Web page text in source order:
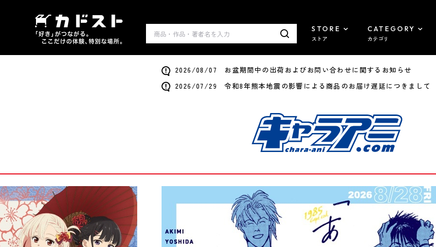
STORE
ストア
CATEGORY
カテゴリ
2026/08/07 お盆期間中の出荷およびお問い合わせに関するお知らせ
2026/07/29 令和8年熊本地震の影響による商品のお届け遅延につきまして